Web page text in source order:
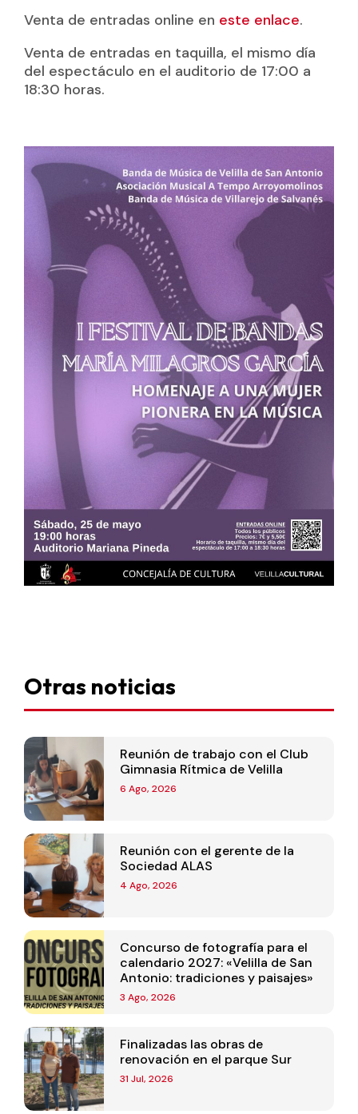
Venta de entradas online en este enlace.
Venta de entradas en taquilla, el mismo día
del espectáculo en el auditorio de 17:00 a
18:30 horas.
Otras noticias
Reunión de trabajo con el Club
Gimnasia Rítmica de Velilla
6 Ago, 2026
Reunión con el gerente de la
Sociedad ALAS
4 Ago, 2026
Concurso de fotografía para el
calendario 2027: «Velilla de San
Antonio: tradiciones y paisajes»
3 Ago, 2026
Finalizadas las obras de
renovación en el parque Sur
31 Jul, 2026